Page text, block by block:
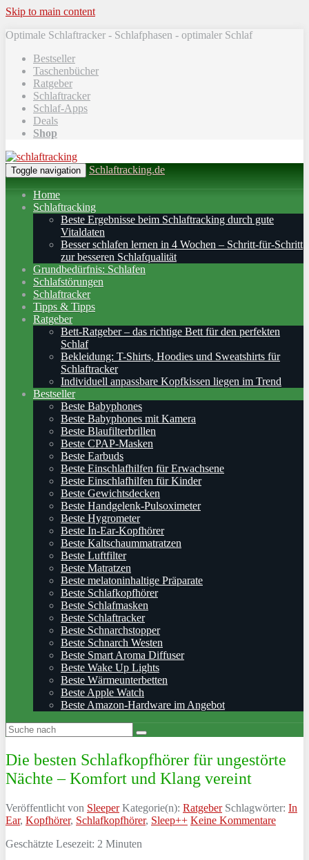
Skip to main content
Optimale Schlaftracker - Schlafphasen - optimaler Schlaf
Bestseller
Taschenbücher
Ratgeber
Schlaftracker
Schlaf-Apps
Deals
Shop
Toggle navigation Schlaftracking.de
Home
Schlaftracking
Beste Ergebnisse beim Schlaftracking durch gute
Vitaldaten
Besser schlafen lernen in 4 Wochen – Schritt‑für‑Schritt
zur besseren Schlafqualität
Grundbedürfnis: Schlafen
Schlafstörungen
Schlaftracker
Tipps & Tipps
Ratgeber
Bett-Ratgeber – das richtige Bett für den perfekten
Schlaf
Bekleidung: T-Shirts, Hoodies und Sweatshirts für
Schlaftracker
Individuell anpassbare Kopfkissen liegen im Trend
Bestseller
Beste Babyphones
Beste Babyphones mit Kamera
Beste Blaufilterbrillen
Beste CPAP-Masken
Beste Earbuds
Beste Einschlafhilfen für Erwachsene
Beste Einschlafhilfen für Kinder
Beste Gewichtsdecken
Beste Handgelenk-Pulsoximeter
Beste Hygrometer
Beste In-Ear-Kopfhörer
Beste Kaltschaummatratzen
Beste Luftfilter
Beste Matratzen
Beste melatoninhaltige Präparate
Beste Schlafkopfhörer
Beste Schlafmasken
Beste Schlaftracker
Beste Schnarchstopper
Beste Schnarch Westen
Beste Smart Aroma Diffuser
Beste Wake Up Lights
Beste Wärmeunterbetten
Beste Apple Watch
Beste Amazon-Hardware im Angebot
Die besten Schlafkopfhörer für ungestörte
Nächte – Komfort und Klang vereint
Veröffentlicht von Sleeper Kategorie(n): RatgeberSchlagwörter: In
Ear, Kopfhörer, Schlafkopfhörer, Sleep++ Keine Kommentare
Geschätzte Lesezeit: 2 Minuten